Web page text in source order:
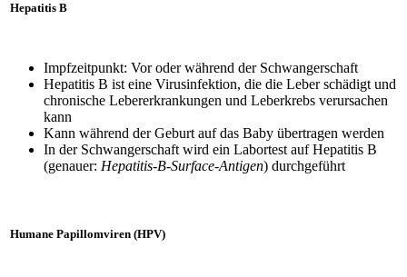
Hepatitis B
Impfzeitpunkt: Vor oder während der Schwangerschaft
Hepatitis B ist eine Virusinfektion, die die Leber schädigt und
chronische Lebererkrankungen und Leberkrebs verursachen
kann
Kann während der Geburt auf das Baby übertragen werden
In der Schwangerschaft wird ein Labortest auf Hepatitis B
(genauer: Hepatitis-B-Surface-Antigen) durchgeführt
Humane Papillomviren (HPV)